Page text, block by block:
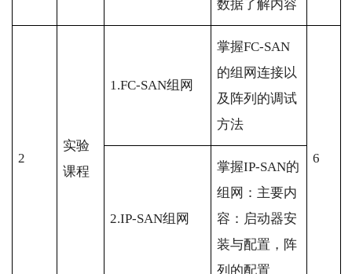
数据了解内容
2
实验
课程
1.FC-SAN组网
掌握FC-SAN
的组网连接以
及阵列的调试
方法
6
2.IP-SAN组网
掌握IP-SAN的
组网：主要内
容：启动器安
装与配置，阵
列的配置